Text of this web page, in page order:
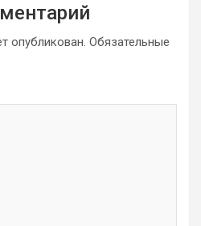
опубликован. Обязательные